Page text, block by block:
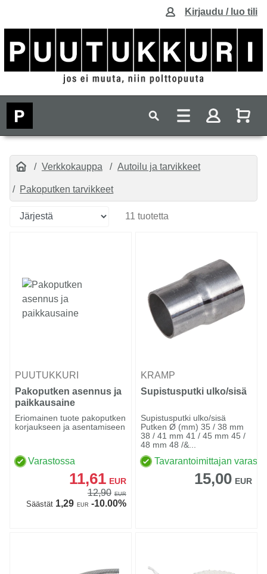
Kirjaudu / luo tili
Verkkokauppa Autoilu ja tarvikkeet
Pakoputken tarvikkeet
11 tuotetta
PUUTUKKURI
Pakoputken asennus ja
paikkausaine
Eriomainen tuote pakoputken
korjaukseen ja asentamiseen
Varastossa
11,61 EUR
12,90 EUR
Säästät1,29 EUR -10.00%
KRAMP
Supistusputki ulko/sisä
Supistusputki ulko/sisä
Putken Ø (mm) 35 / 38 mm
38 / 41 mm 41 / 45 mm 45 /
48 mm 48 /&...
Tavarantoimittajan
15,00 EUR